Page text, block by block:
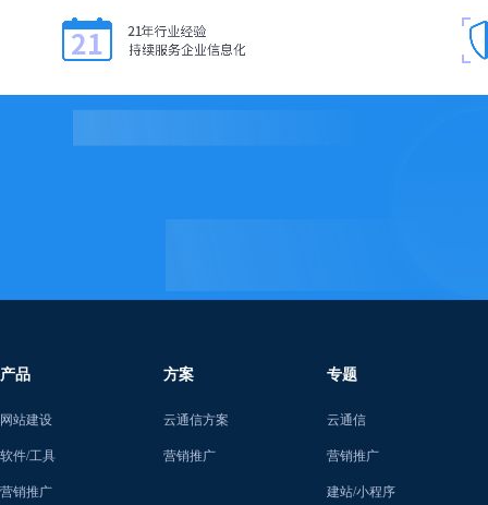
产品
网站建设
软件/工具
营销推广
方案
云通信方案
营销推广
专题
云通信
营销推广
建站/小程序